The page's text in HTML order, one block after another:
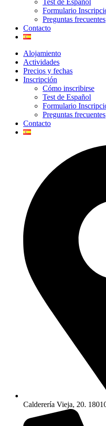
Formulario
Preguntas frecuentes
Contacto
Alojamiento
Actividades
Precios y fechas
Inscripción
Cómo inscribirse
Test de Español
Formulario
Preguntas frecuentes
Contacto
Calderería Vieja, 20.